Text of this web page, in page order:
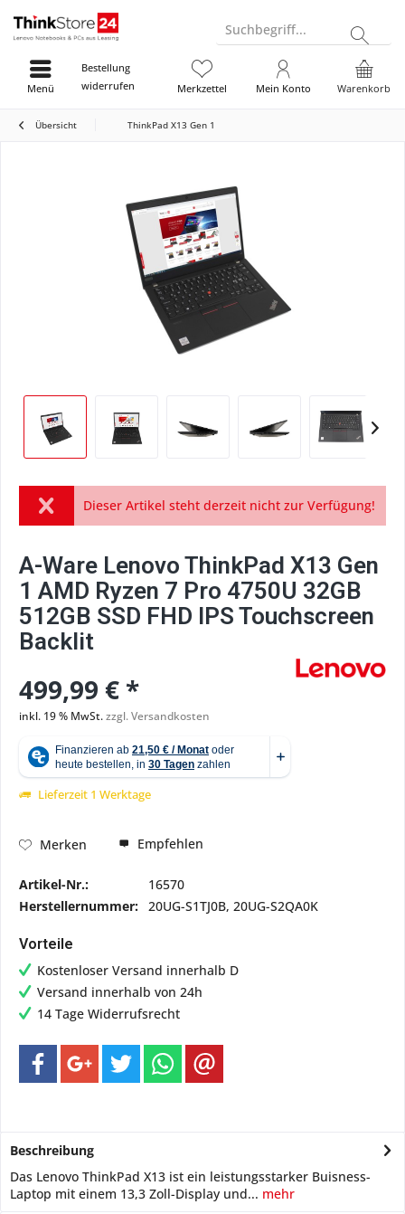
Suchbegriff...
Bestellung
widerrufen
Warenkorb
Merkzettel Mein Konto
Menü
Übersicht ThinkPad X13 Gen 1
Dieser Artikel steht derzeit nicht zur Verfügung!
A-Ware Lenovo ThinkPad X13 Gen
1 AMD Ryzen 7 Pro 4750U 32GB
512GB SSD FHD IPS Touchscreen
Backlit
499,99 € *
inkl. 19 % MwSt.zzgl. Versandkosten
Lieferzeit 1 Werktage
Merken Empfehlen
Artikel-Nr.:
16570
Herstellernummer: 20UG-S1TJ0B, 20UG-S2QA0K
Vorteile
Kostenloser Versand innerhalb D
Versand innerhalb von 24h
14 Tage Widerrufsrecht
Beschreibung
Das Lenovo ThinkPad X13 ist ein leistungsstarker Buisness-
Laptop mit einem 13,3 Zoll-Display und... mehr